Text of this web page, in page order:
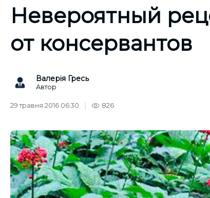
Невероятный
от консервантов
Валерія Гресь
Автор
29 травня 2016 06:30 826